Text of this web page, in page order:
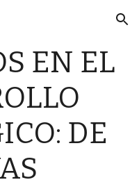
Skip to navigation
EN EL
DE